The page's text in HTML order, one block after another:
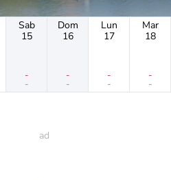
Sab
15
-
-
Dom
16
-
-
Lun
17
-
-
Mar
18
-
-